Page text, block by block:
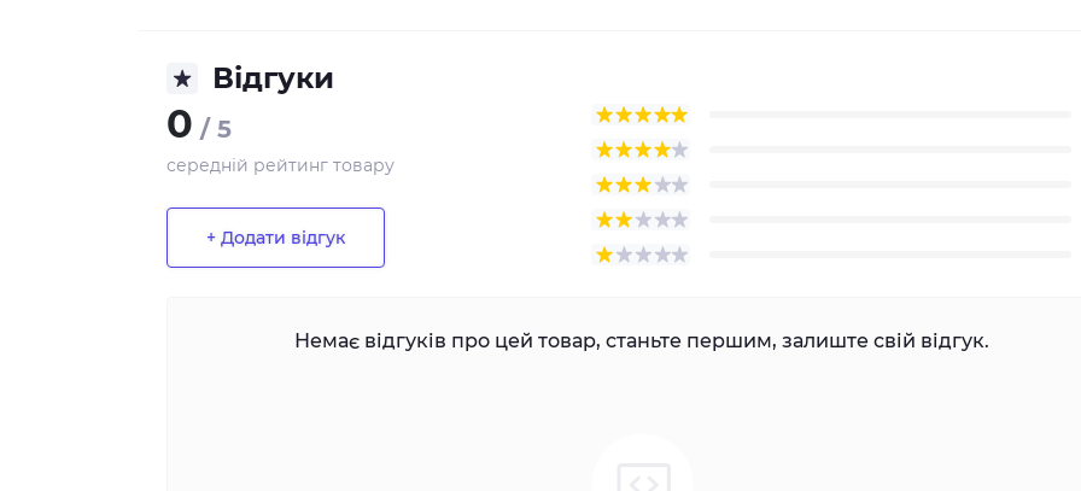
Відгуки
0 / 5
середній рейтинг товару
+ Додати відгук
Немає відгуків про цей товар, станьте першим, залиште свій відгук.